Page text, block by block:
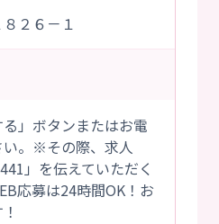
２６－１
る」ボタンまたはお電
い。※その際、求人
」を伝えていただく
応募は24時間OK！お